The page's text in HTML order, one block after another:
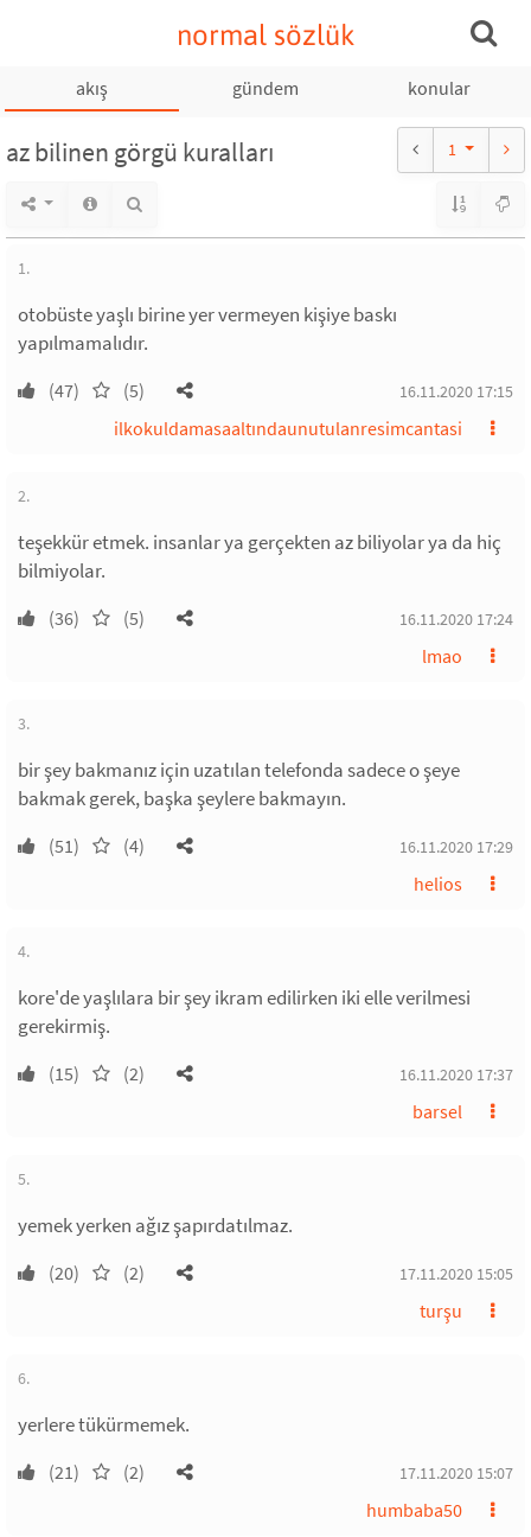
normal sözlük
akış gündem konular
az bilinen görgü kuralları 1
1.
otobüste yaşlı birine yer vermeyen kişiye baskı
yapılmamalıdır.
(47) (5) 16.11.2020 17:15
ilkokuldamasaaltındaunutulanresimcantasi
2.
teşekkür etmek. insanlar ya gerçekten az biliyolar ya da hiç
bilmiyolar.
(36) (5) 16.11.2020 17:24
lmao
3.
bir şey bakmanız için uzatılan telefonda sadece o şeye
bakmak gerek, başka şeylere bakmayın.
(51) (4) 16.11.2020 17:29
helios
4.
kore'de yaşlılara bir şey ikram edilirken iki elle verilmesi
gerekirmiş.
(15) (2) 16.11.2020 17:37
barsel
5.
yemek yerken ağız şapırdatılmaz.
(20) (2) 17.11.2020 15:05
turşu
6.
yerlere tükürmemek.
(21) (2) 17.11.2020 15:07
humbaba50